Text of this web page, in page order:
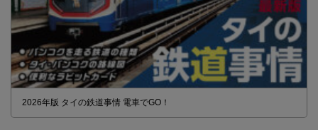
2026年版 タイの鉄道事情 電車でGO！